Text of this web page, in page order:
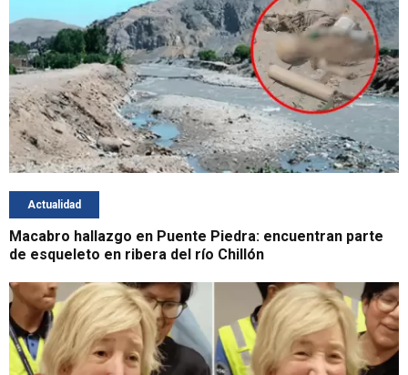
Actualidad
Macabro hallazgo en Puente Piedra: encuentran parte
de esqueleto en ribera del río Chillón